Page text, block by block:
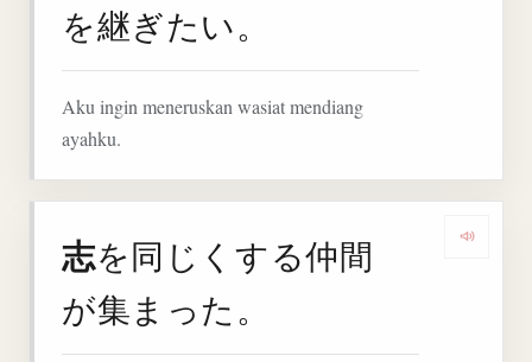
を継ぎたい。
Aku ingin meneruskan wasiat mendiang
ayahku.
志を同じくする仲間
が集まった。